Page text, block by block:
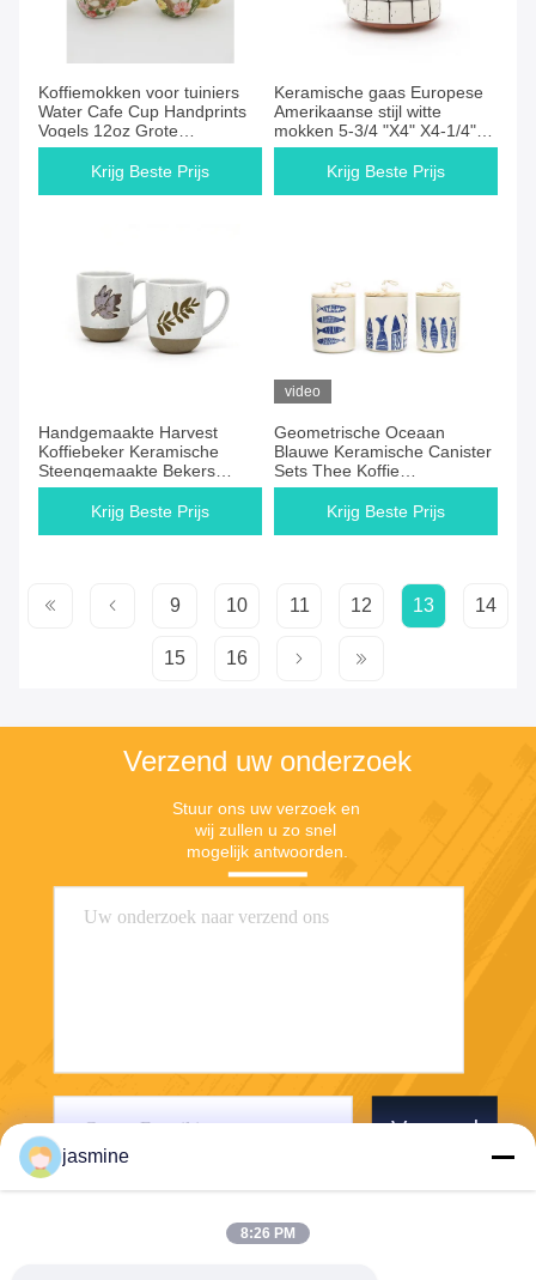
Koffiemokken voor tuiniers
Water Cafe Cup Handprints
Vogels 12oz Grote
Porseleinen Mok Keramisch
Krijg Beste Prijs
Keramische gaas Europese
Amerikaanse stijl witte
mokken 5-3/4 "X4" X4-1/4"
8OZ voedselveiligheid glazen
allemaalKrijg Beste Prijs
Handgemaakte Harvest
Koffiebeker Keramische
Steengemaakte Bekers
Geschenk Met 3D Zijde Print
Krijg Beste Prijs
video
Geometrische Oceaan
Blauwe Keramische Canister
Sets Thee Koffie
Suikeropslag Jar Voor
Keuken Met Deksel En
Krijg Beste Prijs
9 10 11 12 13 14
15 16
Verzend uw onderzoek
Stuur ons uw verzoek en
wij zullen u zo snel
mogelijk antwoorden.
Verzend
jasmine
8:26 PM